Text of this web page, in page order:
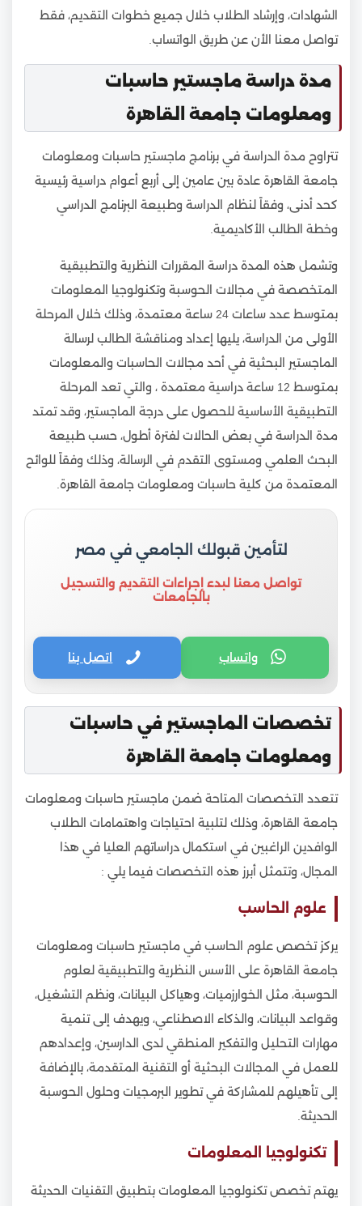
الشهادات، وإرشاد الطلاب خلال جميع خطوات التقديم، فقط
تواصل معنا الأن عن طريق الواتساب.
مدة دراسة ماجستير حاسبات
ومعلومات جامعة القاهرة
تتراوح مدة الدراسة في برنامج ماجستير حاسبات ومعلومات
جامعة القاهرة عادة بين عامين إلى أربع أعوام دراسية رئيسية
كحد أدنى، وفقاً لنظام الدراسة وطبيعة البرنامج الدراسي
وخطة الطالب الأكاديمية.
وتشمل هذه المدة دراسة المقررات النظرية والتطبيقية
المتخصصة في مجالات الحوسبة وتكنولوجيا المعلومات
بمتوسط عدد ساعات 24 ساعة معتمدة، وذلك خلال المرحلة
الأولى من الدراسة، يليها إعداد ومناقشة الطالب لرسالة
الماجستير البحثية في أحد مجالات الحاسبات والمعلومات
بمتوسط 12 ساعة دراسية معتمدة ، والتي تعد المرحلة
التطبيقية الأساسية للحصول على درجة الماجستير، وقد تمتد
مدة الدراسة في بعض الحالات لفترة أطول، حسب طبيعة
البحث العلمي ومستوى التقدم في الرسالة، وذلك وفقاً للوائح
المعتمدة من كلية حاسبات ومعلومات جامعة القاهرة.
لتأمين قبولك الجامعي في مصر
تواصل معنا لبدء إجراءات التقديم والتسجيل
بالجامعات
واتساب اتصل بنا
تخصصات الماجستير في حاسبات
ومعلومات جامعة القاهرة
تتعدد التخصصات المتاحة ضمن ماجستير حاسبات ومعلومات
جامعة القاهرة، وذلك لتلبية احتياجات واهتمامات الطلاب
الوافدين الراغبين في استكمال دراساتهم العليا في هذا
المجال، وتتمثل أبرز هذه التخصصات فيما يلي :
علوم الحاسب
يركز تخصص علوم الحاسب في ماجستير حاسبات ومعلومات
جامعة القاهرة على الأسس النظرية والتطبيقية لعلوم
الحوسبة، مثل الخوارزميات، وهياكل البيانات، ونظم التشغيل،
وقواعد البيانات، والذكاء الاصطناعي، ويهدف إلى تنمية
مهارات التحليل والتفكير المنطقي لدى الدارسين، وإعدادهم
للعمل في المجالات البحثية أو التقنية المتقدمة، بالإضافة
إلى تأهيلهم للمشاركة في تطوير البرمجيات وحلول الحوسبة
الحديثة.
تكنولوجيا المعلومات
يهتم تخصص تكنولوجيا المعلومات بتطبيق التقنيات الحديثة